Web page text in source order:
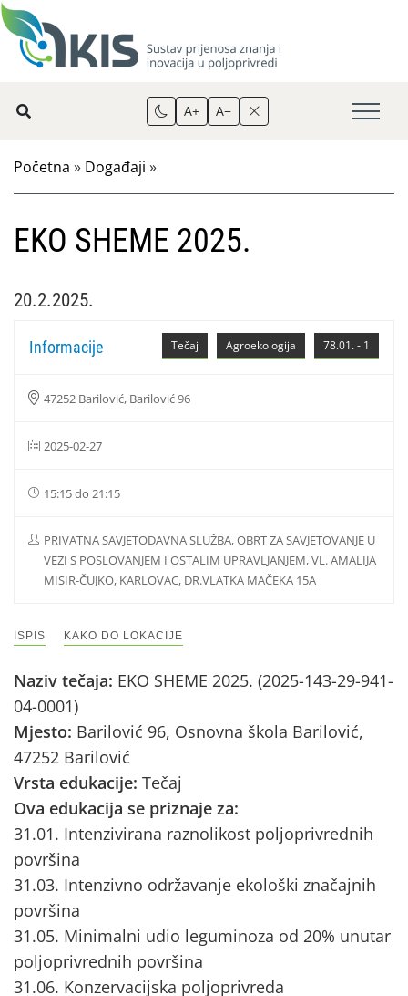
A+ A−
Početna » Događaji »
EKO SHEME 2025.
20.2.2025.
78.01. - 1
Agroekologija
Tečaj
Informacije
47252 Barilović, Barilović 96
2025-02-27
15:15 do 21:15
PRIVATNA SAVJETODAVNA SLUŽBA, OBRT ZA SAVJETOVANJE U
VEZI S POSLOVANJEM I OSTALIM UPRAVLJANJEM, VL. AMALIJA
MISIR-ČUJKO, KARLOVAC, DR.VLATKA MAČEKA 15A
ISPIS KAKO DO LOKACIJE
Naziv tečaja: EKO SHEME 2025. (2025-143-29-941-
04-0001)
Mjesto: Barilović 96, Osnovna škola Barilović,
47252 Barilović
Vrsta edukacije: Tečaj
Ova edukacija se priznaje za:
31.01. Intenzivirana raznolikost poljoprivrednih
površina
31.03. Intenzivno održavanje ekološki značajnih
površina
31.05. Minimalni udio leguminoza od 20% unutar
poljoprivrednih površina
31.06. Konzervacijska poljoprivreda